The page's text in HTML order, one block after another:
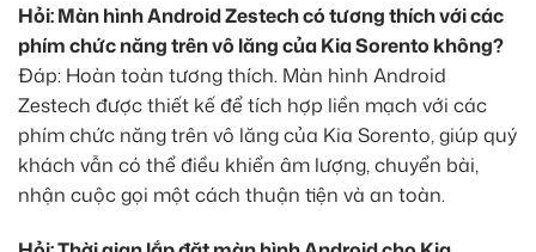
Hỏi: Màn hình Android Zestech có tương thích với các
phím chức năng trên vô lăng của Kia Sorento không?
Đáp: Hoàn toàn tương thích. Màn hình Android
Zestech được thiết kế để tích hợp liền mạch với các
phím chức năng trên vô lăng của Kia Sorento, giúp quý
khách vẫn có thể điều khiển âm lượng, chuyển bài,
nhận cuộc gọi một cách thuận tiện và an toàn.